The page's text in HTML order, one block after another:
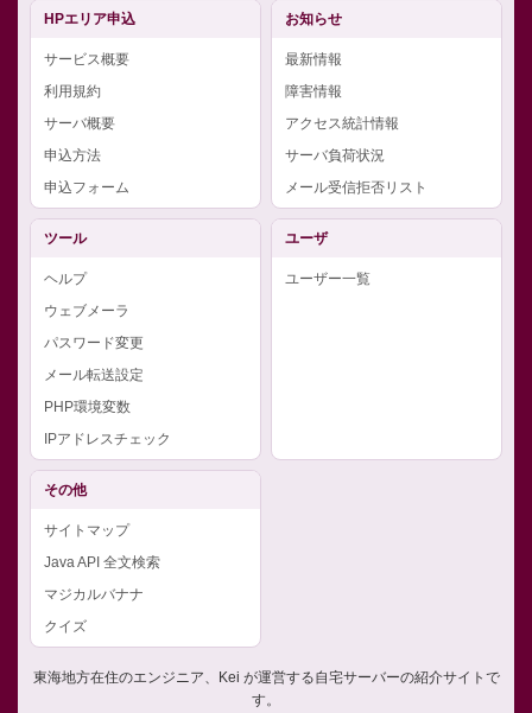
HPエリア申込
サービス概要
利用規約
サーバ概要
申込方法
申込フォーム
お知らせ
最新情報
障害情報
アクセス統計情報
サーバ負荷状況
メール受信拒否リスト
ツール
ヘルプ
ウェブメーラ
パスワード変更
メール転送設定
PHP環境変数
IPアドレスチェック
ユーザ
ユーザー一覧
その他
サイトマップ
Java API 全文検索
マジカルバナナ
クイズ
東海地方在住のエンジニア、Kei が運営する自宅サーバーの紹介サイトで
す。